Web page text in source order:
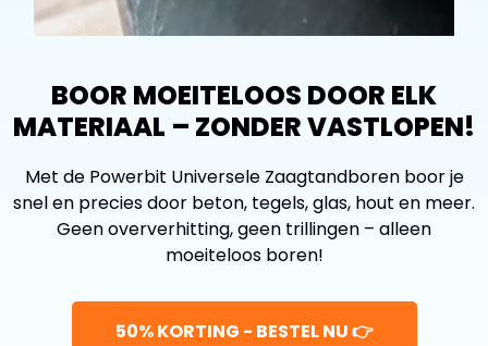
BOOR MOEITELOOS DOOR ELK
MATERIAAL – ZONDER VASTLOPEN!
Met de Powerbit Universele Zaagtandboren boor je
snel en precies door beton, tegels, glas, hout en meer.
Geen oververhitting, geen trillingen – alleen
moeiteloos boren!
50% KORTING - BESTEL NU 👉